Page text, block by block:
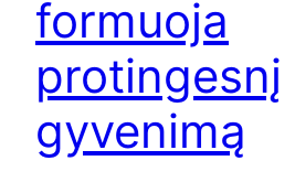
formuoja
protingesnį
gyvenimą